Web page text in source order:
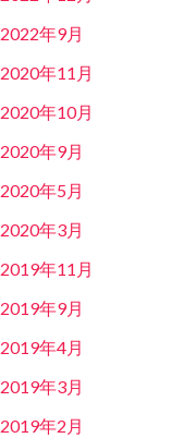
2022年9月
2020年11月
2020年10月
2020年9月
2020年5月
2020年3月
2019年11月
2019年9月
2019年4月
2019年3月
2019年2月